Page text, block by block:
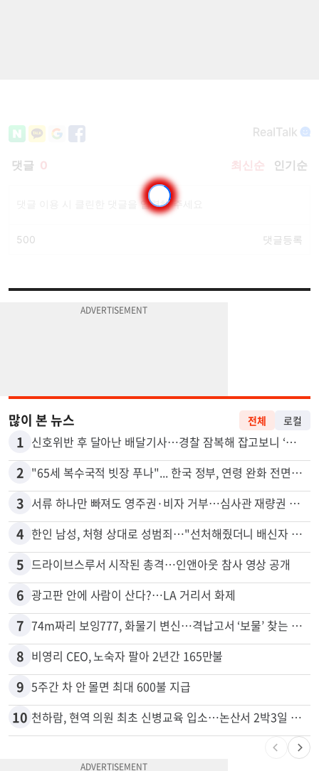
많이 본 뉴스 전체 로컬
1 신호위반 후 달아난 배달기사…경찰 잠복해 잡고보니 ‘반전’
2 "65세 복수국적 빗장 푸나"... 한국 정부, 연령 완화 전면 추진
3 서류 하나만 빠져도 영주권·비자 거부…심사관 재량권 대폭 확대
4 한인 남성, 처형 상대로 성범죄…"선처해줬더니 배신자 취급"
5 드라이브스루서 시작된 총격…인앤아웃 참사 영상 공개
6 광고판 안에 사람이 산다?…LA 거리서 화제
7 74m짜리 보잉777, 화물기 변신…격납고서 ‘보물’ 찾는 인천공항
8 비영리 CEO, 노숙자 팔아 2년간 165만불
9 5주간 차 안 몰면 최대 600불 지급
10 천하람, 현역 의원 최초 신병교육 입소…논산서 2박3일 생활